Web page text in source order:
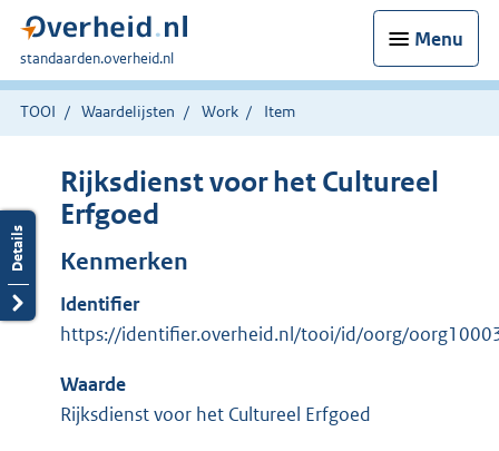
Menu
U
bent
hier:
standaarden.overheid.nl
TOOI Waardelijsten Work Item
Rijksdienst voor het Cultureel
Erfgoed
Kenmerken
Identifier
https://identifier.overheid.nl/tooi/id/oorg/
Waarde
Rijksdienst voor het Cultureel Erfgoed